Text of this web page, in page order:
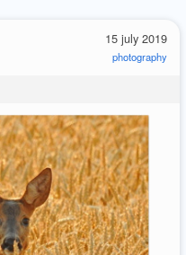
15 july 2019
photography